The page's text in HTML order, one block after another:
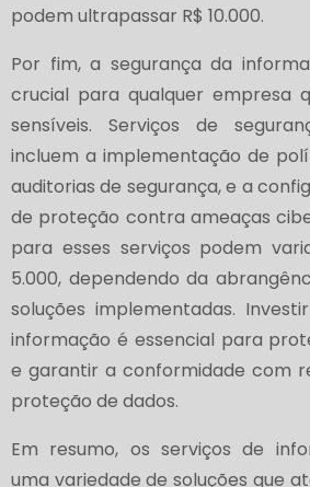
podem ultrapassar R$ 10.000.
Por fim, a segurança da
crucial para qualquer empresa
sensíveis. Serviços de
incluem a implementação de
auditorias de segurança, e a
de proteção contra ameaças
para esses serviços podem
5.000, dependendo da
soluções implementadas.
informação é essencial para
e garantir a conformidade com
proteção de dados.
Em resumo, os serviços de
uma variedade de soluções que